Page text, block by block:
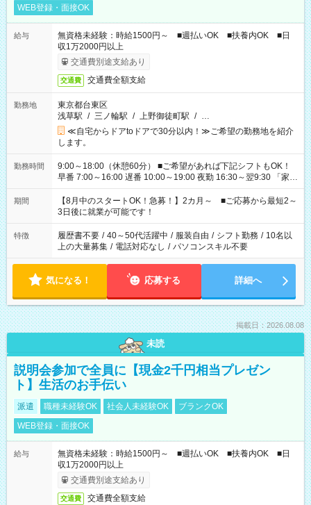
WEB登録・面接OK
給与
無資格未経験：時給1500円～ ■週払いOK ■扶養内OK ■日
収1万2000円以上
交通費別途支給あり
交通費 交通費全額支給
勤務地
東京都台東区
浅草駅 / 三ノ輪駅 / 上野御徒町駅 / …
≪自宅からドアtoドアで30分以内！≫ご希望の勤務地を紹介
します。
勤務時間
9:00～18:00（休憩60分） ■ご希望があれば下記シフトもOK！
早番 7:00～16:00 遅番 10:00～19:00 夜勤 16:30～翌9:30 「家族
と休みを合わせたい」 「余裕を持って夕飯の準備がしたい」
「できれば残業はしたくない」 など、ご希望を教えてください
ね。 ※Wワーク希望の方へ 今ご覧のお仕事で希望する勤務時間
と、もう1つのお仕事の勤務時間。 合計で週40時間を超える場
合は応募できません。
期間
【8月中のスタートOK！急募！】2カ月～ ■ご応募から最短2～
3日後に就業が可能です！
特徴 履歴書不要 / 40～50代活躍中 / 服装自由 / シフト勤務 / 10名以
上の大量募集 / 電話対応なし / パソコンスキル不要
気になる！ 応募する 詳細へ
掲載日：2026.08.08
未読
説明会参加で全員に【現金2千円相当プレゼン
ト】生活のお手伝い
派遣 職種未経験OK 社会人未経験OK
ブランクOK
WEB登録・面接OK
給与
無資格未経験：時給1500円～ ■週払いOK ■扶養内OK ■日
収1万2000円以上
交通費別途支給あり
交通費 交通費全額支給